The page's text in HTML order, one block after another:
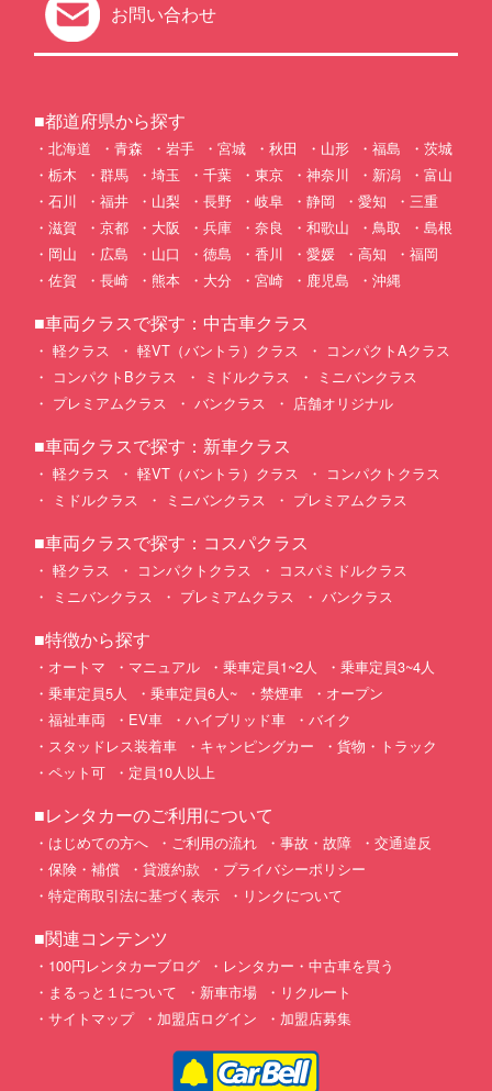
お問い合わせ
■都道府県から探す
北海道 青森 岩手 宮城 秋田 山形 福島
茨城
栃木
群馬 埼玉 千葉 東京 神奈川 新潟
富山
石川
福井 山梨 長野 岐阜 静岡 愛知
三重
滋賀
京都 大阪 兵庫 奈良 和歌山 鳥取
島根
岡山
広島 山口 徳島 香川 愛媛 高知
福岡
佐賀
長崎 熊本 大分 宮崎 鹿児島 沖縄
■車両クラスで探す：中古車クラス
軽クラス 軽VT（バントラ）クラス
コンパクトAクラス
コンパクトBクラス
ミドルクラス
ミニバンクラス
プレミアムクラス
バンクラス 店舗オリジナル
■車両クラスで探す：新車クラス
軽クラス 軽VT（バントラ）クラス
コンパクトクラス
ミドルクラス
ミニバンクラス プレミアムクラス
■車両クラスで探す：コスパクラス
軽クラス コンパクトクラス
コスパミドルクラス
ミニバンクラス
プレミアムクラス バンクラス
■特徴から探す
オートマ マニュアル 乗車定員1~2人
乗車定員3~4人
乗車定員5人
乗車定員6人~ 禁煙車
オープン
福祉車両
EV車 ハイブリッド車
バイク
スタッドレス装着車
キャンピングカー
貨物・トラック
ペット可
定員10人以上
■レンタカーのご利用について
はじめての方へ ご利用の流れ 事故・故障
交通違反
保険・補償
貸渡約款
プライバシーポリシー
特定商取引法に基づく表示
リンクについて
■関連コンテンツ
100円レンタカーブログ
レンタカー・中古車を買う
まるっと１について
新車市場
リクルート
サイトマップ
加盟店ログイン 加盟店募集